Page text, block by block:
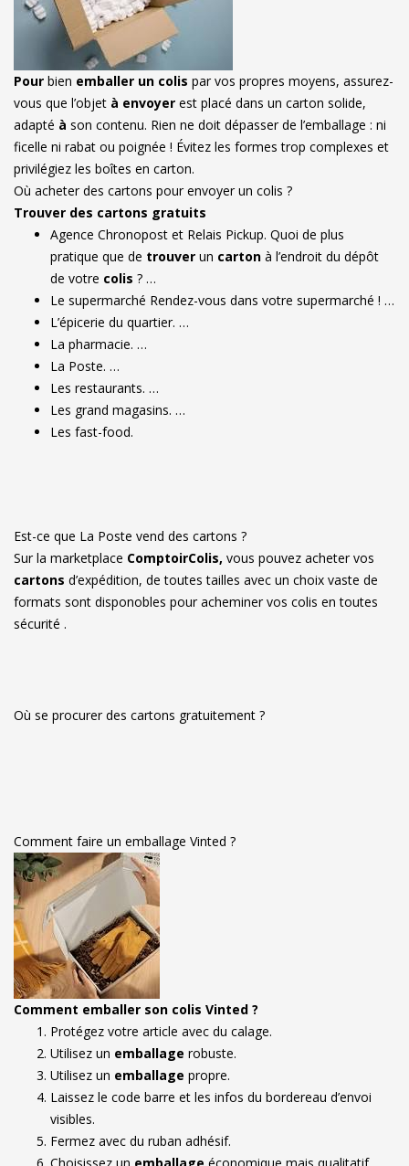
Pour bien emballer un colis par vos propres moyens, assurez-
vous que l’objet à envoyer est placé dans un carton solide,
adapté à son contenu. Rien ne doit dépasser de l’emballage : ni
ficelle ni rabat ou poignée ! Évitez les formes trop complexes et
privilégiez les boîtes en carton.
Où acheter des cartons pour envoyer un colis ?
Trouver des cartons gratuits
Agence Chronopost et Relais Pickup. Quoi de plus
pratique que de trouver un carton à l’endroit du dépôt
de votre colis ? …
Le supermarché Rendez-vous dans votre supermarché ! …
L’épicerie du quartier. …
La pharmacie. …
La Poste. …
Les restaurants. …
Les grand magasins. …
Les fast-food.
Est-ce que La Poste vend des cartons ?
Sur la marketplace ComptoirColis, vous pouvez acheter vos
cartons d’expédition, de toutes tailles avec un choix vaste de
formats sont disponobles pour acheminer vos colis en toutes
sécurité .
Où se procurer des cartons gratuitement ?
Comment faire un emballage Vinted ?
Comment emballer son colis Vinted ?
Protégez votre article avec du calage.
Utilisez un emballage robuste.
Utilisez un emballage propre.
Laissez le code barre et les infos du bordereau d’envoi
visibles.
Fermez avec du ruban adhésif.
Choisissez un emballage économique mais qualitatif.